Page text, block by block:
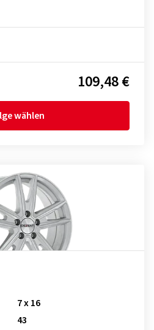
109,48 €
wählen
7 x 16
43